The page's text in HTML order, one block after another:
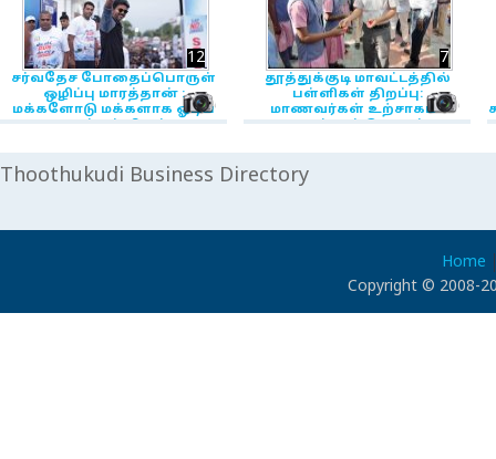
NewsIcon
சர்வதேச போதைப்பொருள்
ஒழிப்பு மாரத்தான் :
மக்களோடு மக்களாக ஓடிய
முதல்வர் விஜய்!
12
தூத்துக்குடி மாவட்டத்தில்
பள்ளிகள் திறப்பு:
மாணவர்கள் உற்சாகம் -
புகைப்படத் தொகுப்பு
7
Thoothukudi Business Directory
Home
Copyright © 2008-